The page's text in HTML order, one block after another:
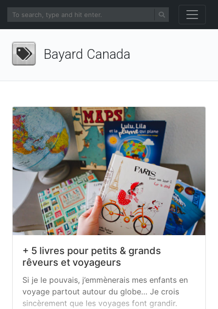
Bayard Canada
+ 5 livres pour petits & grands
rêveurs et voyageurs
Si je le pouvais, j’emmènerais mes enfants en
voyage partout autour du globe… Je crois
sincèrement que les voyages font grandir.